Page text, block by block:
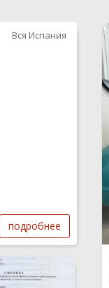
Вся Испания
подробнее